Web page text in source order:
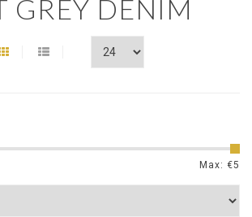
GREY DENIM
Max: €5